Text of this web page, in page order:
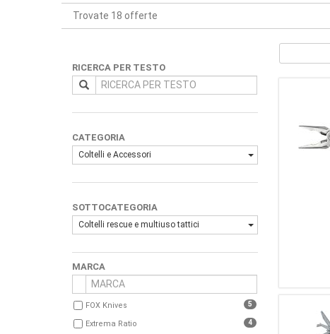
Trovate 18 offerte
RICERCA PER TESTO
CATEGORIA
Coltelli e Accessori
SOTTOCATEGORIA
Coltelli rescue e multiuso tattici
MARCA
FOX Knives 5
Extrema Ratio 4